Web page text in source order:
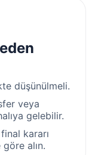
düşünülmeli.
veya
gelebilir.
kararı
alın.